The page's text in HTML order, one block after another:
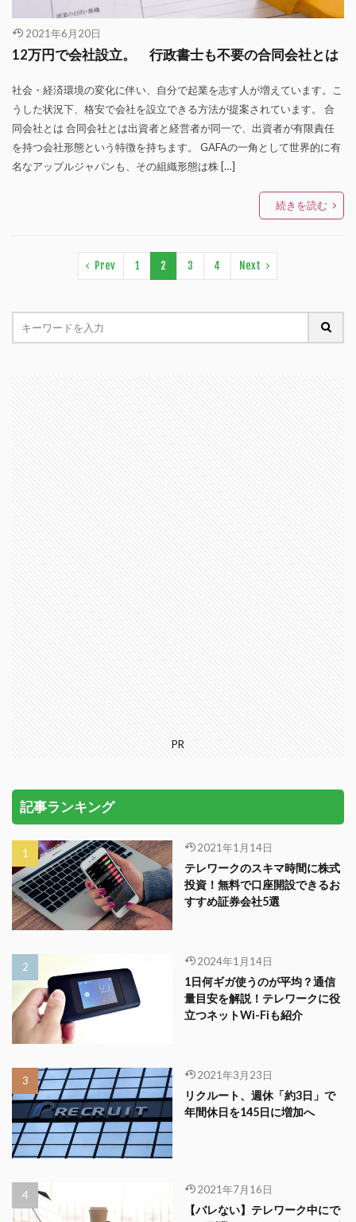
2021年6月20日
12万円で会社設立。 行政書士も不要の合同会社とは
社会・経済環境の変化に伴い、自分で起業を志す人が増えています。こ
うした状況下、格安で会社を設立できる方法が提案されています。 合
同会社とは 合同会社とは出資者と経営者が同一で、出資者が有限責任
を持つ会社形態という特徴を持ちます。 GAFAの一角として世界的に有
名なアップルジャパンも、その組織形態は株 […]
続きを読む
Prev 1 2 3 4 Next
PR
記事ランキング
2021年1月14日
テレワークのスキマ時間に株式
投資！無料で口座開設できるお
すすめ証券会社5選
2024年1月14日
1日何ギガ使うのが平均？通信
量目安を解説！テレワークに役
立つネットWi-Fiも紹介
2021年3月23日
リクルート、週休「約3日」で
年間休日を145日に増加へ
2021年7月16日
【バレない】テレワーク中にで